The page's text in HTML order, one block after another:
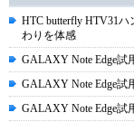
HTC butterfly HTV31
わりを体感
GALAXY Note Edge試
GALAXY Note Edge試
GALAXY Note Edge試